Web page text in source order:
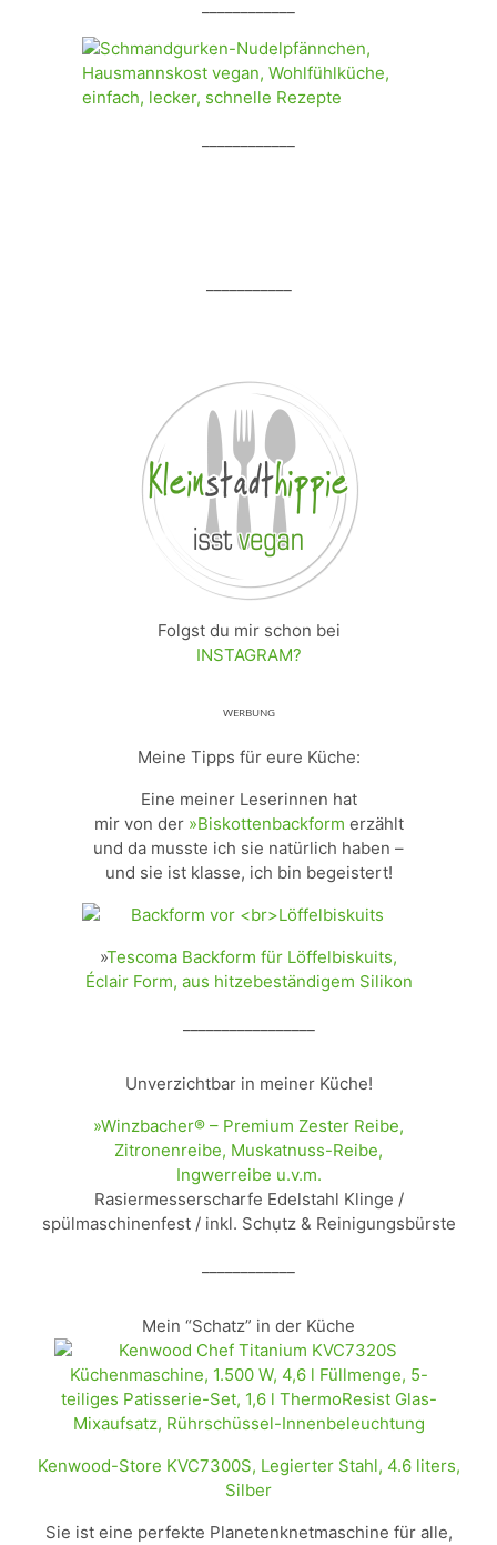
Folgst du mir schon bei
INSTAGRAM?
ᵂᴱᴿᴮᵁᴺᴳ
Meine Tipps für eure Küche:
Eine meiner Leserinnen hat
mir von der »Biskottenbackform erzählt
und da musste ich sie natürlich haben –
und sie ist klasse, ich bin begeistert!
»Tescoma Backform für Löffelbiskuits,
Éclair Form, aus hitzebeständigem Silikon
Unverzichtbar in meiner Küche!
»Winzbacher® – Premium Zester Reibe,
Zitronenreibe, Muskatnuss-Reibe,
Ingwerreibe u.v.m.
Rasiermesserscharfe Edelstahl Klinge /
spülmaschinenfest / inkl. Schụtz & Reinigungsbürste
Mein “Schatz” in der Küche
Kenwood-Store KVC7300S, Legierter Stahl, 4.6 liters,
Silber
Sie ist eine perfekte Planetenknetmaschine für alle,